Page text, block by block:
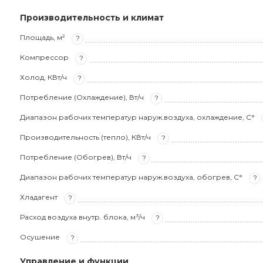
Производительность и климат
Площадь, м² ?
Компрессор ?
Холод, КВт/ч ?
Потребление (Охлаждение), Вт/ч ?
Диапазон рабочих температур наруж.воздуха, охлаждение, С°
Производительность (тепло), КВт/ч ?
Потребление (Обогрев), Вт/ч ?
Диапазон рабочих температур наруж.воздуха, обогрев, С° ?
Хладагент ?
Расход воздуха внутр. блока, м³/ч ?
Осушение ?